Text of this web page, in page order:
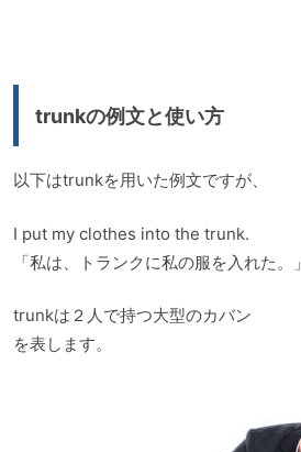
trunkの例文と使い方
以下はtrunkを用いた例文ですが、
I put my clothes into the trunk.
「私は、トランクに私の服を入れた。」
trunkは２人で持つ大型のカバン
を表します。